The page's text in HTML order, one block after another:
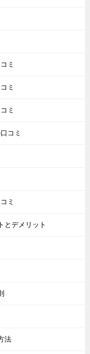
ミ
ミ
ミ
コミ
ミ
とデメリット
法